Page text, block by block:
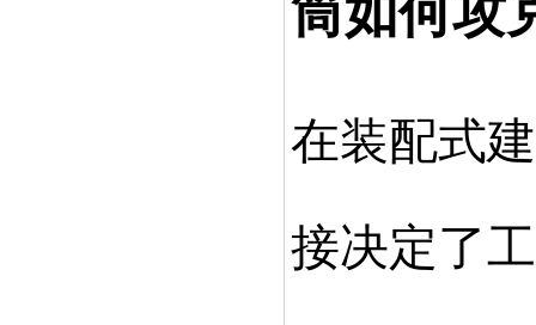
筒如何攻
在装配式
接决定了